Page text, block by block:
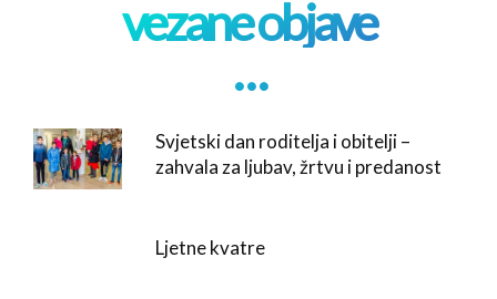
vezane objave
. . .
Svjetski dan roditelja i obitelji –
zahvala za ljubav, žrtvu i predanost
Ljetne kvatre